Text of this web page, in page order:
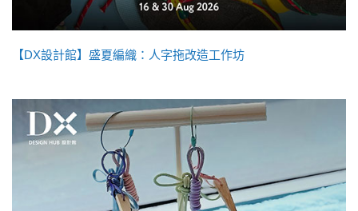
【DX設計館】盛夏編織：人字拖改造工作坊